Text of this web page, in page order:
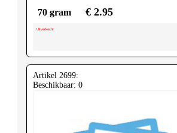
70 gram € 2.95
Uitverkocht
Artikel 2699:
Beschikbaar: 0